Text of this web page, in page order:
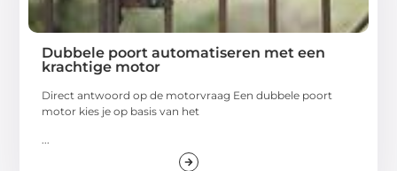
Dubbele poort automatiseren met een
krachtige motor
Direct antwoord op de motorvraag Een dubbele poort
motor kies je op basis van het
...